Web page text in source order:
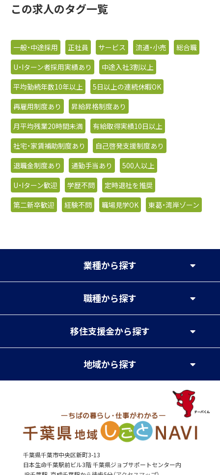
この求人のタグ一覧
一般・中途採用 正社員 サービス 流通・小売
総合職
U・Iターン者採用実績あり
中途入社3割以上
平均勤続年数10年以上
5日以上の連続休暇OK
再雇用制度あり
昇給昇格制度あり
月平均残業20時間未満
有給取得実績10日以上
社宅・家賃補助制度あり
自己啓発支援制度あり
退職金制度あり
通勤手当あり
500人以上
U・Iターン歓迎
学歴不問
定時退社を推奨
第二新卒歓迎
経験不問 職場見学OK 東葛・湾岸ゾーン
業種から探す
職種から探す
移住支援金から探す
地域から探す
千葉県千葉市中央区新町3-13
日本生命千葉駅前ビル3階 千葉県ジョブサポートセンター内